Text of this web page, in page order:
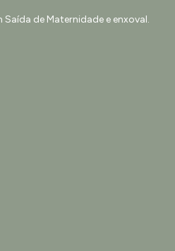
de Maternidade e enxoval.